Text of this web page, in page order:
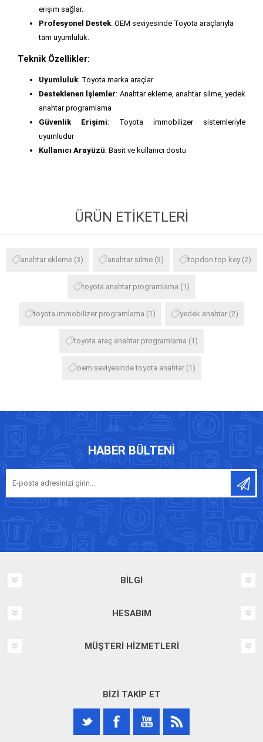
erişim sağlar.
Profesyonel Destek: OEM seviyesinde Toyota araçlarıyla
tam uyumluluk.
Teknik Özellikler:
Uyumluluk: Toyota marka araçlar
Desteklenen İşlemler: Anahtar ekleme, anahtar silme, yedek
anahtar programlama
Güvenlik Erişimi: Toyota immobilizer sistemleriyle
uyumludur
Kullanıcı Arayüzü: Basit ve kullanıcı dostu
ÜRÜN ETIKETLERI
anahtar ekleme (3) anahtar silme (3) topdon top key (2)
toyota anahtar programlama (1)
toyota immobilizer programlama (1) yedek anahtar (2)
toyota araç anahtar programlama (1)
oem seviyesinde toyota anahtar (1)
HABER BÜLTENI
BILGI
HESABIM
MÜŞTERI HIZMETLERI
BIZI TAKIP ET